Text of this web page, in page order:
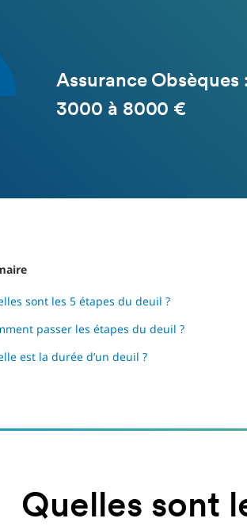
Assurance Obsèques
3000 à 8000 €
sont les 5 étapes du deuil ?
passer les étapes du deuil ?
est la durée d’un deuil ?
Quelles sont